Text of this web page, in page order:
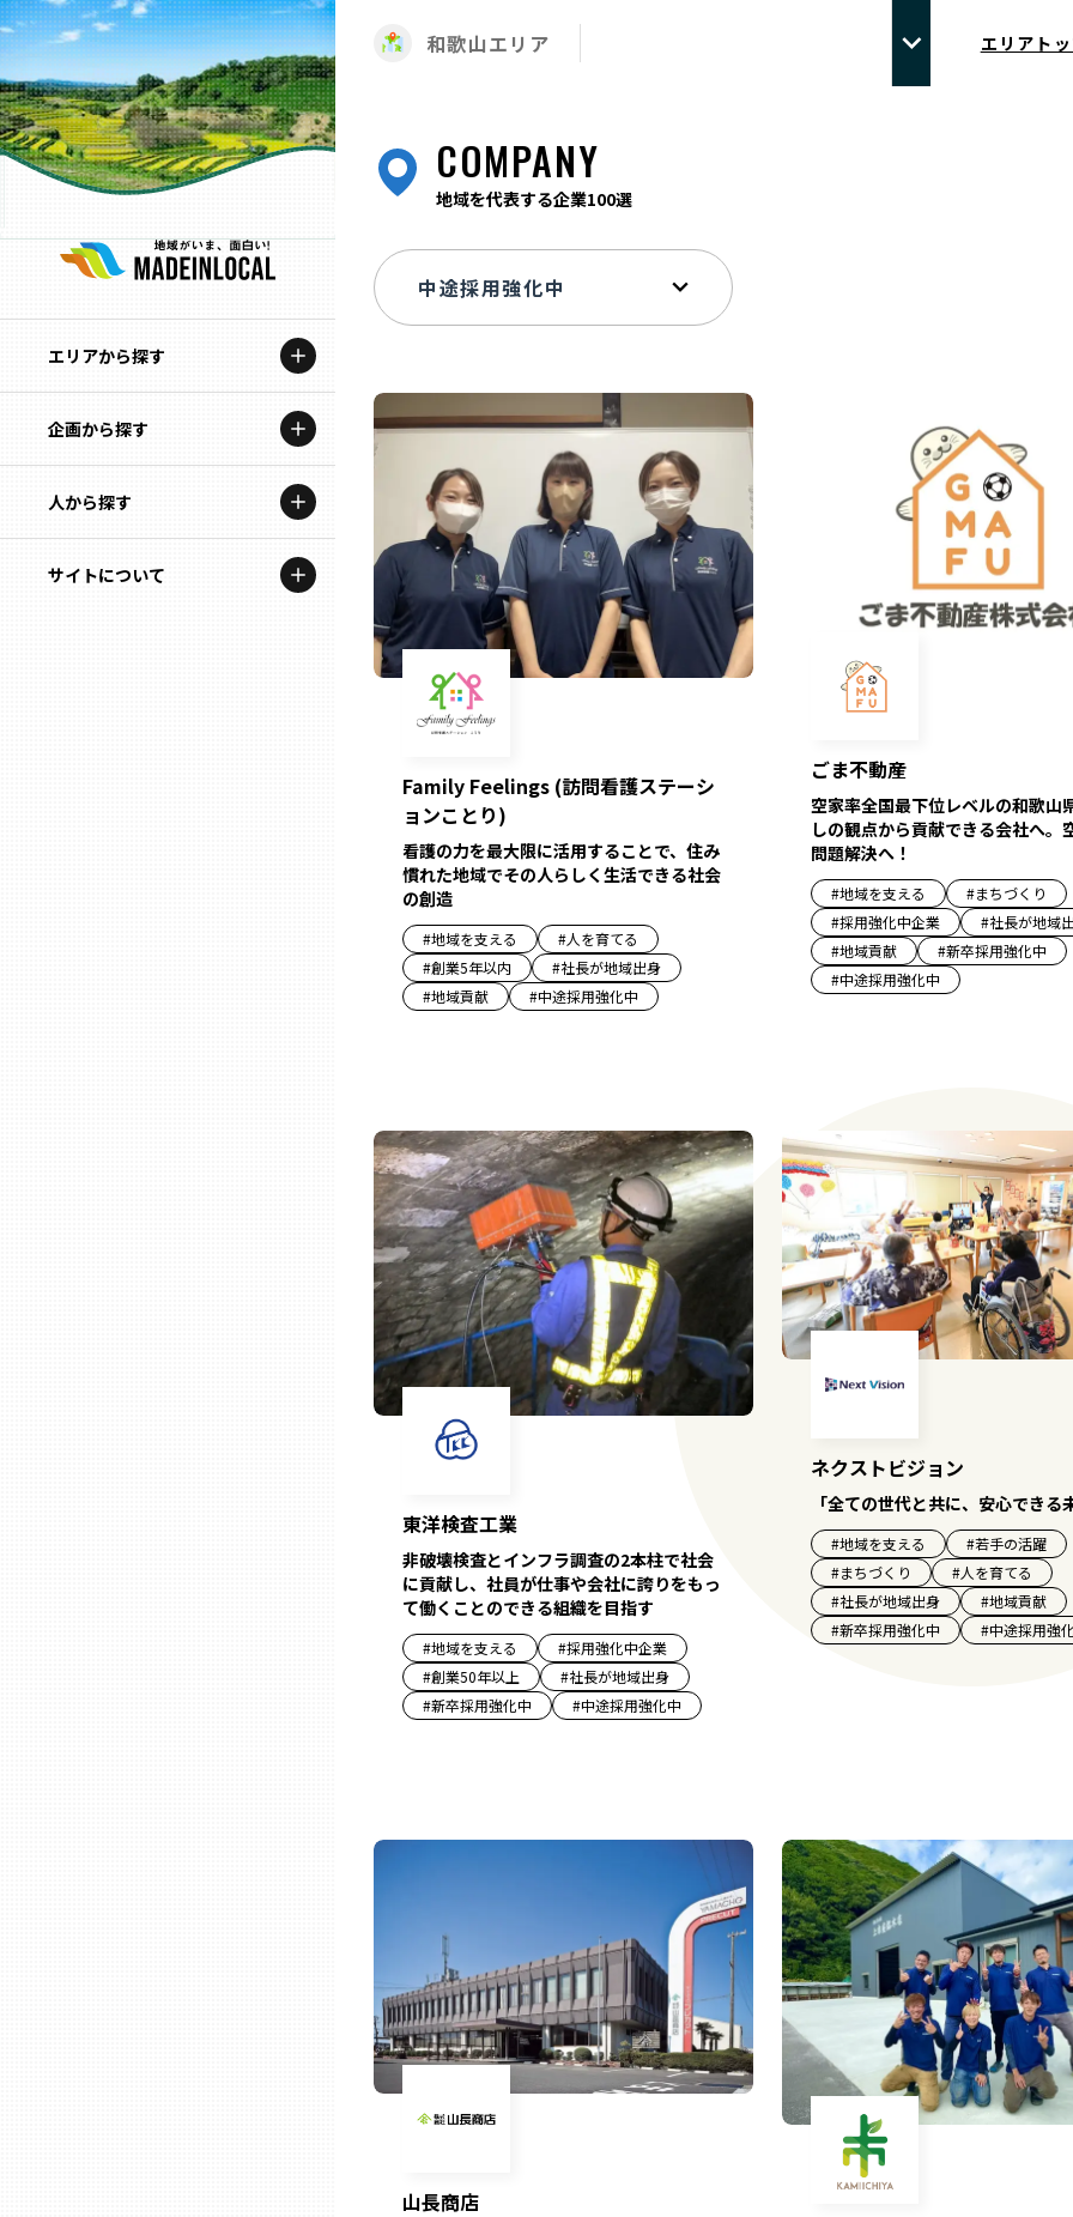
エリアから探す
北海道
青森
岩手
企画から探す
特集コンテンツ
地域を代表する企業100選
人から探す
記事ライター
サイトについて
和歌山エリア エリアト
COMPANY
地域を代表する企業100選
Family Feelings (訪問看護ステーシ
ョンことり)
看護の力を最大限に活用することで、住み
慣れた地域でその人らしく生活できる社会
の創造
#地域を支える #人を育てる
#創業5年以内 #社長が地域出身
#地域貢献 #中途採用強化中
ごま不動産
空家率全国最下位レベルの和歌山
しの観点から貢献できる会社へ。
問題解決へ！
#地域を支える #まちづくり
#採用強化中企業 #社長が地域
#地域貢献 #新卒採用強化中
#中途採用強化中
東洋検査工業
非破壊検査とインフラ調査の2本柱で社会
に貢献し、社員が仕事や会社に誇りをもっ
て働くことのできる組織を目指す
#地域を支える #採用強化中企業
#創業50年以上 #社長が地域出身
#新卒採用強化中 #中途採用強化中
ネクストビジョン
「全ての世代と共に、安心できる
#地域を支える #若手の活躍
#まちづくり #人を育てる
#社長が地域出身 #地域貢献
#新卒採用強化中 #中途採用強
山長商店